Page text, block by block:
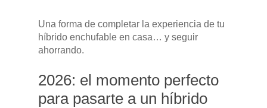
Una forma de completar la experiencia de tu
híbrido enchufable en casa… y seguir
ahorrando.
2026: el momento perfecto
para pasarte a un híbrido